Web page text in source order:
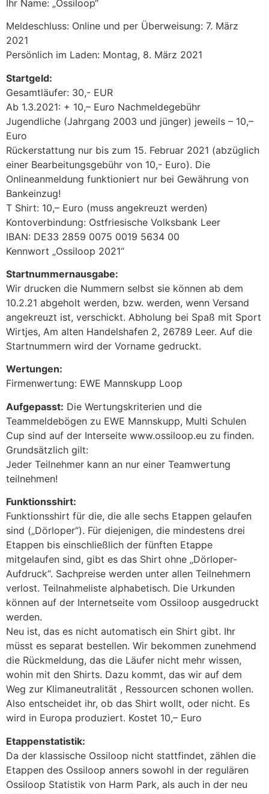
Ihr Name: „Ossiloop“
Meldeschluss: Online und per Überweisung: 7. März
2021
Persönlich im Laden: Montag, 8. März 2021
Startgeld:
Gesamtläufer: 30,- EUR
Ab 1.3.2021: + 10,– Euro Nachmeldegebühr
Jugendliche (Jahrgang 2003 und jünger) jeweils – 10,–
Euro
Rückerstattung nur bis zum 15. Februar 2021 (abzüglich
einer Bearbeitungsgebühr von 10,- Euro). Die
Onlineanmeldung funktioniert nur bei Gewährung von
Bankeinzug!
T Shirt: 10,– Euro (muss angekreuzt werden)
Kontoverbindung: Ostfriesische Volksbank Leer
IBAN: DE33 2859 0075 0019 5634 00
Kennwort „Ossiloop 2021“
Startnummernausgabe:
Wir drucken die Nummern selbst sie können ab dem
10.2.21 abgeholt werden, bzw. werden, wenn Versand
angekreuzt ist, verschickt. Abholung bei Spaß mit Sport
Wirtjes, Am alten Handelshafen 2, 26789 Leer. Auf die
Startnummern wird der Vorname gedruckt.
Wertungen:
Firmenwertung: EWE Mannskupp Loop
Aufgepasst: Die Wertungskriterien und die
Teammeldebögen zu EWE Mannskupp, Multi Schulen
Cup sind auf der Interseite www.ossiloop.eu zu finden.
Grundsätzlich gilt:
Jeder Teilnehmer kann an nur einer Teamwertung
teilnehmen!
Funktionsshirt:
Funktionsshirt für die, die alle sechs Etappen gelaufen
sind („Dörloper“). Für diejenigen, die mindestens drei
Etappen bis einschließlich der fünften Etappe
mitgelaufen sind, gibt es das Shirt ohne „Dörloper-
Aufdruck“. Sachpreise werden unter allen Teilnehmern
verlost. Teilnahmeliste alphabetisch. Die Urkunden
können auf der Internetseite vom Ossiloop ausgedruckt
werden.
Neu ist, das es nicht automatisch ein Shirt gibt. Ihr
müsst es separat bestellen. Wir bekommen zunehmend
die Rückmeldung, das die Läufer nicht mehr wissen,
wohin mit den Shirts. Dazu kommt, das wir auf dem
Weg zur Klimaneutralität , Ressourcen schonen wollen.
Also entscheidet ihr, ob das Shirt wollt, oder nicht. Es
wird in Europa produziert. Kostet 10,– Euro
Etappenstatistik:
Da der klassische Ossiloop nicht stattfindet, zählen die
Etappen des Ossiloop anners sowohl in der regulären
Ossiloop Statistik von Harm Park, als auch in der neu